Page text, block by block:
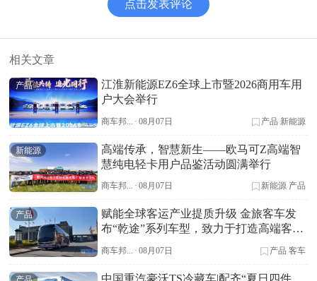
点击发表评论
相关文章
产品
江淮新能源EZ6全球上市暨2026商用车用
户大会举行
商车邦... · 08月07日 产品 新能源
新能源
高端传承，智慧新生——欧马可Z高端智
慧纯电轻卡用户品鉴活动圆满举行
商车邦... · 08月07日 新能源 产品
产品
赋能全球客运产业提质升级 金旅客车发
布“乾途”系列车型，致力于打造高端客车
商车邦... · 08月07日 产品 客车